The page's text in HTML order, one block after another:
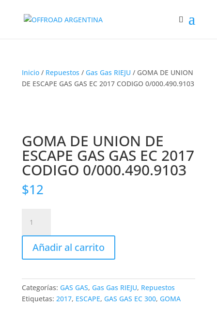
Inicio/ Repuestos / Gas Gas RIEJU / GOMA DE UNION
DE ESCAPE GAS GAS EC 2017 CODIGO 0/000.490.9103
GOMA DE UNION DE
ESCAPE GAS GAS EC 2017
CODIGO 0/000.490.9103
$12
UNION
ESCAPE
GAS
EC
2017
Añadir al carrito
Categorías: GAS GAS, Gas Gas RIEJU, Repuestos
Etiquetas: 2017, ESCAPE, GAS GAS EC 300, GOMA